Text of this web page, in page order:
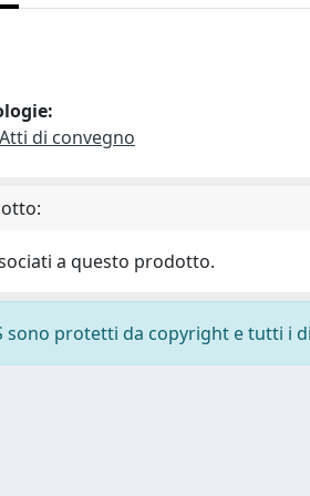
di convegno
a questo prodotto.
sono protetti da copyright e tutti i